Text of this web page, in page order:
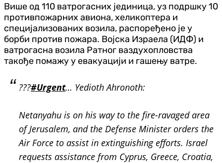
Више од 110 ватрогасних јединица, уз подршку 10
противпожарних авиона, хеликоптера и
специјализованих возила, распоређено је у
борби против пожара. Војска Израела (ИДФ) и
ватрогасна возила Ратног ваздухопловства
такође помажу у евакуацији и гашењу ватре.
???#Urgent… Yedioth Ahronoth:
Netanyahu is on his way to the fire-ravaged area
of Jerusalem, and the Defense Minister orders the
Air Force to assist in extinguishing efforts. Israel
requests assistance from Cyprus, Greece, Croatia,